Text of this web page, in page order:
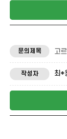
고르
최*